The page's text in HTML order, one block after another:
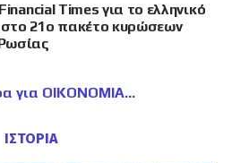
Times για το ελληνικό
21ο πακέτο κυρώσεων
για ΟΙΚΟΝΟΜΙΑ
ΙΣΤΟΡΙΑ